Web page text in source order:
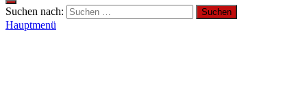
Suchen nach:
Hauptmenü